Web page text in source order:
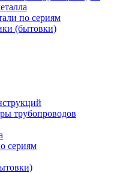
по сериям
(бытовки)
трубопроводов
сериям